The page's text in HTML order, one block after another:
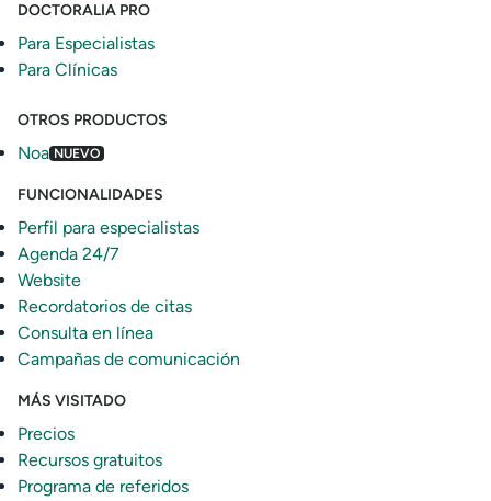
DOCTORALIA PRO
Para Especialistas
Para Clínicas
OTROS PRODUCTOS
Noa NUEVO
FUNCIONALIDADES
Perfil para especialistas
Agenda 24/7
Website
Recordatorios de citas
Consulta en línea
Campañas de comunicación
MÁS VISITADO
Precios
Recursos gratuitos
Programa de referidos